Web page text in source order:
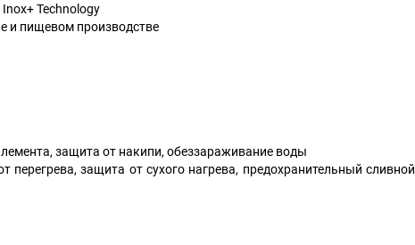
Technology
и пищевом производстве
защита от накипи, обеззараживание воды
защита от сухого нагрева, предохранительный сливной